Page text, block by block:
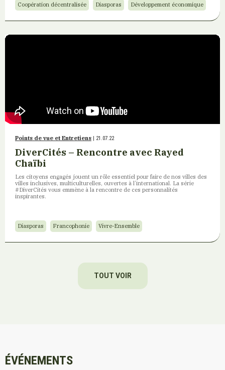
Coopération décentralisée Diasporas Développement économique
Points de vue et Entretiens | 21.07.22
DiverCités – Rencontre avec Rayed
Chaïbi
Les citoyens engagés jouent un rôle essentiel pour faire de nos villes des
villes inclusives, multiculturelles, ouvertes à l’international. La série
#DiverCités vous emmène à la rencontre de ces personnalités
inspirantes.
Diasporas Francophonie Vivre-Ensemble
TOUT VOIR
ÉVÉNEMENTS